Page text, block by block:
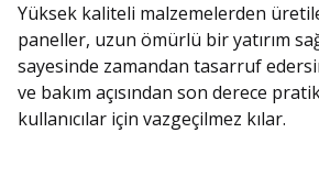
Yüksek kaliteli malzemelerden
paneller, uzun ömürlü bir yatırım
sayesinde zamandan tasarruf
ve bakım açısından son derece
kullanıcılar için vazgeçilmez kılar.